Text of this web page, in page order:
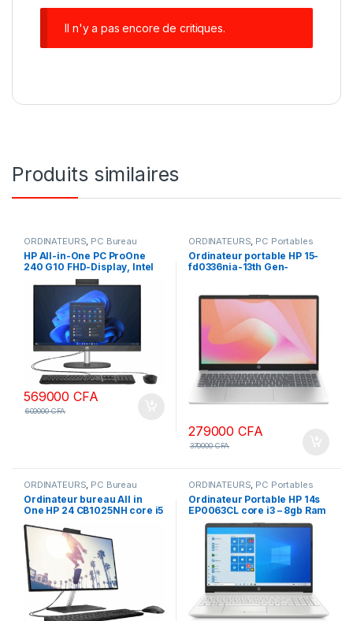
Il n'y a pas encore de critiques.
Produits similaires
ORDINATEURS, PC Bureau
HP All-in-One PC ProOne
240 G10 FHD-Display, Intel
i5-1335U, 8GB RAM, 512GB
SSD écran 24 pouces
569000CFA
600000CFA
ORDINATEURS, PC Portables
Ordinateur portable HP 15-
fd0336nia-13th Gen-
Rétroéclairé-Ecran 15,6”-
W11pro
279000CFA
370000CFA
ORDINATEURS, PC Bureau
Ordinateur bureau All in
One HP 24 CB1025NH core i5
pouces, non tactile 12ème
génération
ORDINATEURS, PC Portables
Ordinateur Portable HP 14s
EP0063CL core i3 – 8gb Ram
ddr4 – 512 SSD – 14 Pouces,
clavier rétroéclairé, carte
graphique